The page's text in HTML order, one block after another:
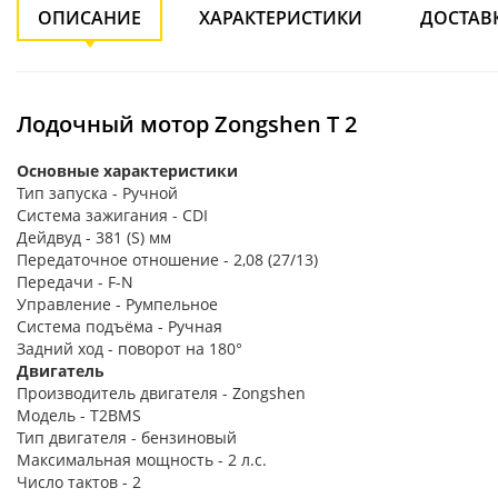
ОПИСАНИЕ ХАРАКТЕРИСТИКИ
Лодочный мотор Zongshen T 2
Основные характеристики
Тип запуска - Ручной
Система зажигания - CDI
Дейдвуд - 381 (S) мм
Передаточное отношение - 2,08 (27/13)
Передачи - F-N
Управление - Румпельное
Система подъёма - Ручная
Задний ход - поворот на 180°
Двигатель
Производитель двигателя - Zongshen
Модель - T2BMS
Тип двигателя - бензиновый
Максимальная мощность - 2 л.с.
Число тактов - 2